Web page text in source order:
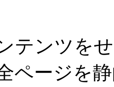
テンツを
ページを